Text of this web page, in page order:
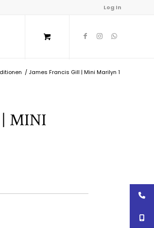
Log In
/ James Francis Gill | Mini Marilyn 1
| MINI